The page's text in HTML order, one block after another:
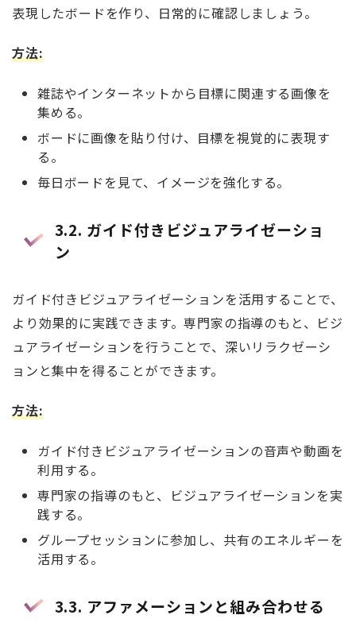
表現したボードを作り、日常的に確認しましょう。
方法:
雑誌やインターネットから目標に関連する画像を
集める。
ボードに画像を貼り付け、目標を視覚的に表現す
る。
毎日ボードを見て、イメージを強化する。
3.2. ガイド付きビジュアライゼーショ
ン
ガイド付きビジュアライゼーションを活用することで、
より効果的に実践できます。専門家の指導のもと、ビジ
ュアライゼーションを行うことで、深いリラクゼーシ
ョンと集中を得ることができます。
方法:
ガイド付きビジュアライゼーションの音声や動画を
利用する。
専門家の指導のもと、ビジュアライゼーションを実
践する。
グループセッションに参加し、共有のエネルギーを
活用する。
3.3. アファメーションと組み合わせる